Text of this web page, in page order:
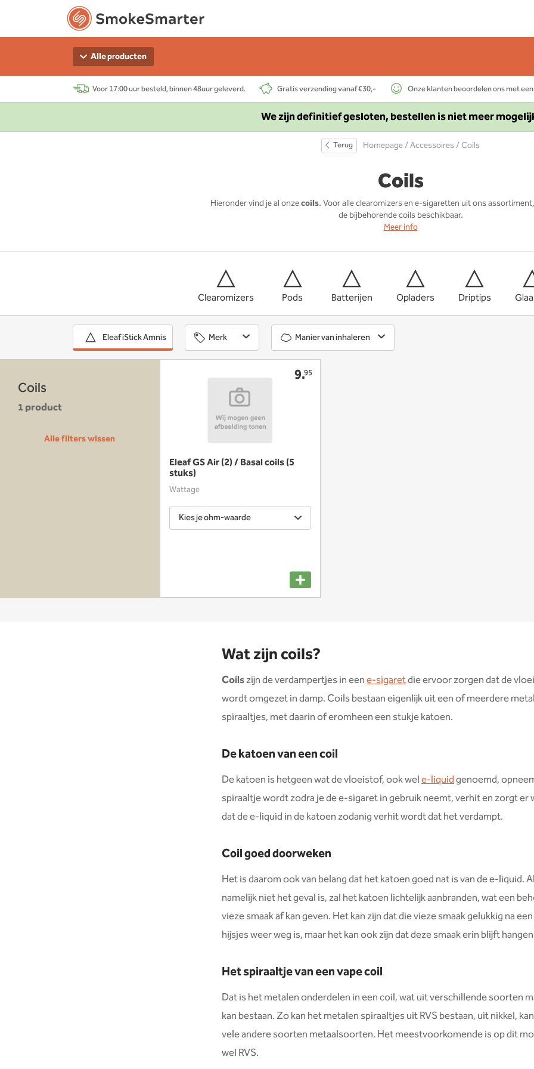
Alle producten
Voor 17:00 uur besteld, binnen 48uur geleverd. Gratis verzending vanaf €30,- Onze klanten beoordelen ons met
We zijn definitief gesloten, bestellen is niet meer
Terug Homepage/Accessoires/ Coils
Coils
Hieronder vind je al onzecoils. Voor alle clearomizers en e-sigaretten uit ons
de bijbehorende coils beschikbaar.
Meer info
Clearomizers Pods Batterijen Opladers Driptips
Eleaf iStick Amnis Merk Manier van inhaleren
Coils
1 product
Alle filters wissen
9.95
Eleaf GS Air (2) / Basal coils (5
stuks)
Wattage
Kies je ohm-waarde
Wat zijn coils?
Coilszijn de verdampertjes in eene-sigaretdie ervoor zorgen dat de
wordt omgezet in damp. Coils bestaan eigenlijk uit een of meerdere
spiraaltjes, met daarin of eromheen een stukje katoen.
De katoen van een coil
De katoen is hetgeen wat de vloeistof, ook wele-liquidgenoemd,
spiraaltje wordt zodra je de e-sigaret in gebruik neemt, verhit en zorgt er
dat de e-liquid in de katoen zodanig verhit wordt dat het verdampt.
Coil goed doorweken
Het is daarom ook van belang dat het katoen goed nat is van de e-liquid.
namelijk niet het geval is, zal het katoen lichtelijk aanbranden, wat een
vieze smaak af kan geven. Het kan zijn dat die vieze smaak gelukkig na
hijsjes weer weg is, maar het kan ook zijn dat deze smaak erin blijft
Het spiraaltje van een vape coil
Dat is het metalen onderdelen in een coil, wat uit verschillende soorten
kan bestaan. Zo kan het metalen spiraaltjes uit RVS bestaan, uit nikkel,
vele andere soorten metaalsoorten. Het meestvoorkomende is op dit
wel RVS.